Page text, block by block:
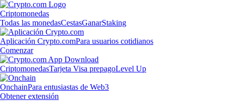
Criptomonedas
Todas las monedasCestasGanarStaking
Aplicación Crypto.comPara usuarios cotidianos
Comenzar
CriptomonedasTarjeta Visa prepagoLevel Up
OnchainPara entusiastas de Web3
Obtener extensión